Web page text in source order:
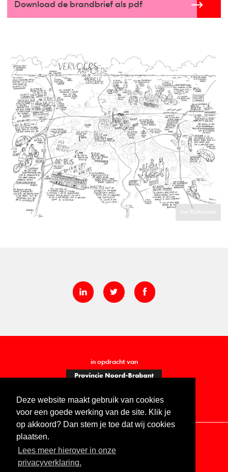
Deze website maakt gebruik van cookies
voor een goede werking van de site. Klik je
op akkoord? Dan stem je toe dat wij cookies
plaatsen.
Lees meer hierover in onze
privacyverklaring.
Download de brandbrief als pdf
Jan Rothuizen
in opdracht van
Contact Vacatures ANBI
Digitale toegankelijkheid